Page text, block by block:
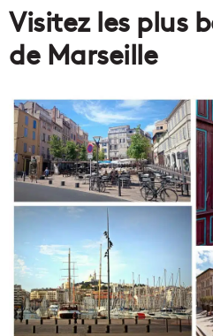
Visitez les plus
de Marseille